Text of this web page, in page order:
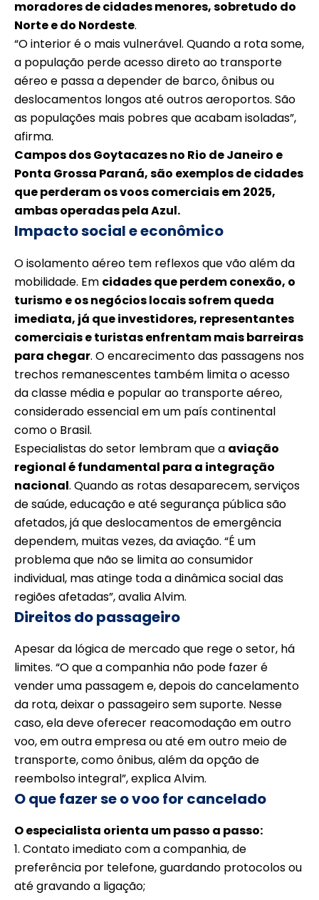
moradores de cidades menores, sobretudo do
Norte e do Nordeste.
“O interior é o mais vulnerável. Quando a rota some,
a população perde acesso direto ao transporte
aéreo e passa a depender de barco, ônibus ou
deslocamentos longos até outros aeroportos. São
as populações mais pobres que acabam isoladas”,
afirma.
Campos dos Goytacazes no Rio de Janeiro e
Ponta Grossa Paraná, são exemplos de cidades
que perderam os voos comerciais em 2025,
ambas operadas pela Azul.
Impacto social e econômico
O isolamento aéreo tem reflexos que vão além da
mobilidade. Em cidades que perdem conexão, o
turismo e os negócios locais sofrem queda
imediata, já que investidores, representantes
comerciais e turistas enfrentam mais barreiras
para chegar. O encarecimento das passagens nos
trechos remanescentes também limita o acesso
da classe média e popular ao transporte aéreo,
considerado essencial em um país continental
como o Brasil.
Especialistas do setor lembram que a aviação
regional é fundamental para a integração
nacional. Quando as rotas desaparecem, serviços
de saúde, educação e até segurança pública são
afetados, já que deslocamentos de emergência
dependem, muitas vezes, da aviação. “É um
problema que não se limita ao consumidor
individual, mas atinge toda a dinâmica social das
regiões afetadas”, avalia Alvim.
Direitos do passageiro
Apesar da lógica de mercado que rege o setor, há
limites. “O que a companhia não pode fazer é
vender uma passagem e, depois do cancelamento
da rota, deixar o passageiro sem suporte. Nesse
caso, ela deve oferecer reacomodação em outro
voo, em outra empresa ou até em outro meio de
transporte, como ônibus, além da opção de
reembolso integral”, explica Alvim.
O que fazer se o voo for cancelado
O especialista orienta um passo a passo:
Contato imediato com a companhia, de
preferência por telefone, guardando protocolos ou
até gravando a ligação;